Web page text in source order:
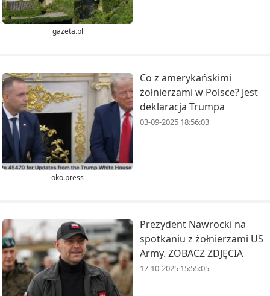
gazeta.pl
oko.press
Co z amerykańskimi
żołnierzami w Polsce? Jest
deklaracja Trumpa
03-09-2025 18:56:03
Prezydent Nawrocki na
spotkaniu z żołnierzami US
Army. ZOBACZ ZDJĘCIA
17-10-2025 15:55:05